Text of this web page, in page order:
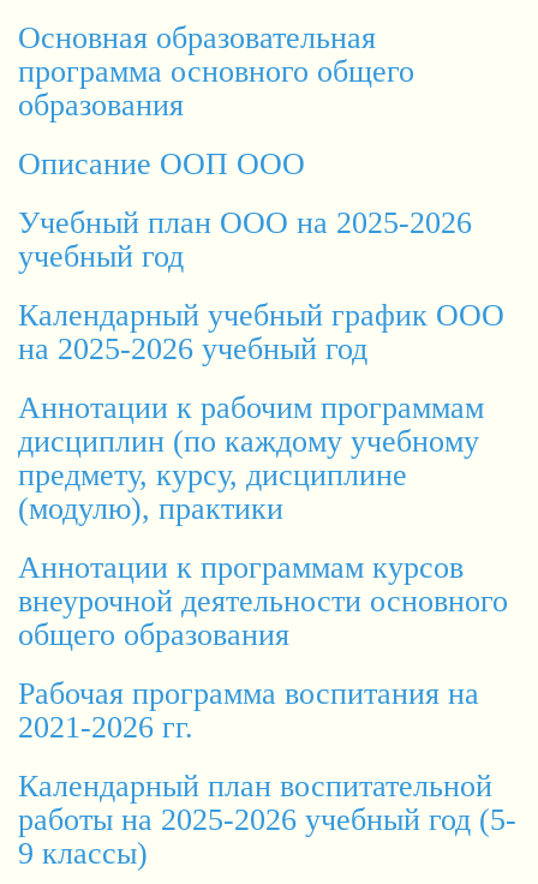
Основная образовательная
программа основного общего
образования
Описание ООП ООО
Учебный план ООО на 2025-2026
учебный год
Календарный учебный график ООО
на 2025-2026 учебный год
Аннотации к рабочим программам
дисциплин (по каждому учебному
предмету, курсу, дисциплине
(модулю), практики
Аннотации к программам курсов
внеурочной деятельности основного
общего образования
Рабочая программа воспитания на
2021-2026 гг.
Календарный план воспитательной
работы на 2025-2026 учебный год (5-
9 классы)